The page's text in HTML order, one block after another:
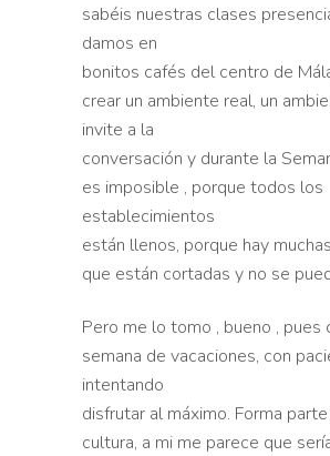
sabéis nuestras clases
damos en
bonitos cafés del centro de
crear un ambiente real, un
invite a la
conversación y durante la
es imposible , porque todos los
establecimientos
están llenos, porque hay
que están cortadas y no se
Pero me lo tomo , bueno , pues
semana de vacaciones, con
intentando
disfrutar al máximo. Forma
cultura, a mi me parece que